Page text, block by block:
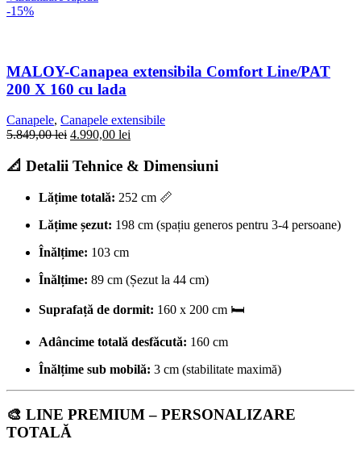
-15%
MALOY-Canapea extensibila Comfort Line/PAT
200 X 160 cu lada
Canapele, Canapele extensibile
5.849,00lei 4.990,00 lei
📐 Detalii Tehnice & Dimensiuni
Lățime totală: 252 cm 📏
Lățime șezut: 198 cm (spațiu generos pentru 3-4 persoane)
Înălțime: 103 cm
Înălțime: 89 cm (Șezut la 44 cm)
Suprafață de dormit: 160 x 200 cm 🛏️
Adâncime totală desfăcută: 160 cm
Înălțime sub mobilă: 3 cm (stabilitate maximă)
🎨 LINE PREMIUM – PERSONALIZARE
TOTALĂ